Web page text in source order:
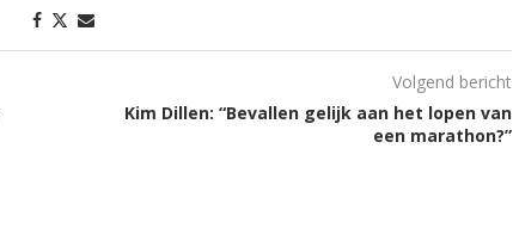
Volgend bericht
Kim Dillen: “Bevallen gelijk aan het lopen van
een marathon?”